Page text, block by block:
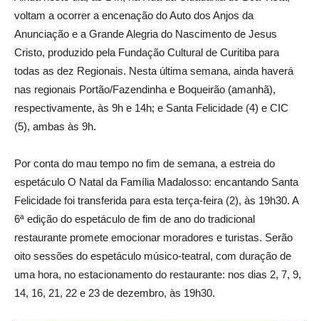
voltam a ocorrer a encenação do Auto dos Anjos da
Anunciação e a Grande Alegria do Nascimento de Jesus
Cristo, produzido pela Fundação Cultural de Curitiba para
todas as dez Regionais. Nesta última semana, ainda haverá
nas regionais Portão/Fazendinha e Boqueirão (amanhã),
respectivamente, às 9h e 14h; e Santa Felicidade (4) e CIC
(5), ambas às 9h.
Por conta do mau tempo no fim de semana, a estreia do
espetáculo O Natal da Família Madalosso: encantando Santa
Felicidade foi transferida para esta terça-feira (2), às 19h30. A
6ª edição do espetáculo de fim de ano do tradicional
restaurante promete emocionar moradores e turistas. Serão
oito sessões do espetáculo músico-teatral, com duração de
uma hora, no estacionamento do restaurante: nos dias 2, 7, 9,
14, 16, 21, 22 e 23 de dezembro, às 19h30.